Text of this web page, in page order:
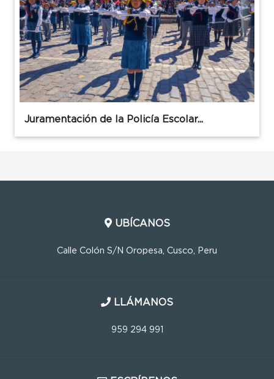
Juramentación de la Policía Escolar...
UBÍCANOS
Calle Colón S/N Oropesa, Cusco, Peru
LLÁMANOS
959 294 991